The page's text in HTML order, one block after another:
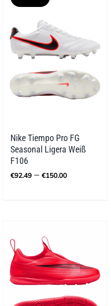
Nike Tiempo Pro FG
Seasonal Ligera Weiß
F106
€92.49 – €150.00